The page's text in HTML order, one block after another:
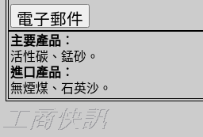
主要產品︰
活性碳、錳砂。
進口產品︰
無煙煤、石英沙。